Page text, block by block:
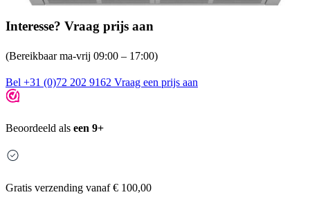
Interesse? Vraag prijs aan
(Bereikbaar ma-vrij 09:00 – 17:00)
Bel +31 (0)72 202 9162 Vraag een prijs aan
Beoordeeld als een 9+
Gratis verzending vanaf € 100,00